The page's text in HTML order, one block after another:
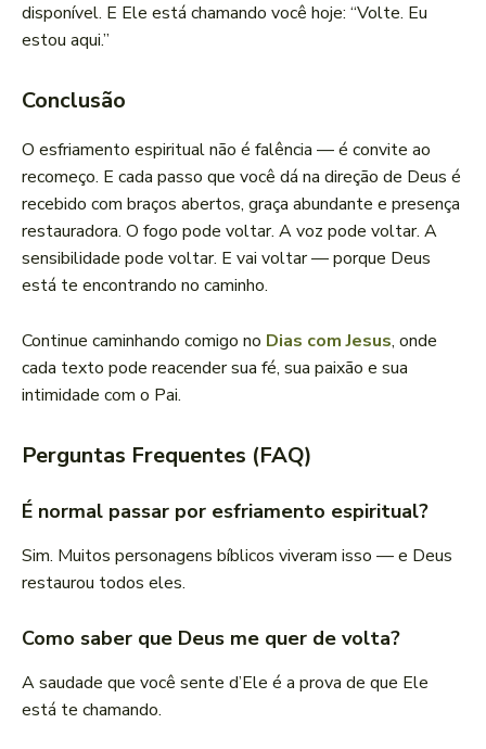
disponível. E Ele está chamando você hoje: “Volte. Eu
estou aqui.”
Conclusão
O esfriamento espiritual não é falência — é convite ao
recomeço. E cada passo que você dá na direção de Deus é
recebido com braços abertos, graça abundante e presença
restauradora. O fogo pode voltar. A voz pode voltar. A
sensibilidade pode voltar. E vai voltar — porque Deus
está te encontrando no caminho.
Continue caminhando comigo no Dias com Jesus, onde
cada texto pode reacender sua fé, sua paixão e sua
intimidade com o Pai.
Perguntas Frequentes (FAQ)
É normal passar por esfriamento espiritual?
Sim. Muitos personagens bíblicos viveram isso — e Deus
restaurou todos eles.
Como saber que Deus me quer de volta?
A saudade que você sente d’Ele é a prova de que Ele
está te chamando.